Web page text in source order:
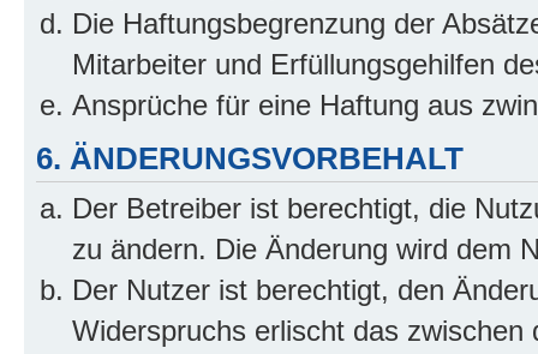
Die Haftungsbegrenzung der
Mitarbeiter und Erfüllungsgehilfen
Ansprüche für eine Haftung aus
6. ÄNDERUNGSVORBEHALT
Der Betreiber ist berechtigt, die
zu ändern. Die Änderung wird dem
Der Nutzer ist berechtigt, den
Widerspruchs erlischt das